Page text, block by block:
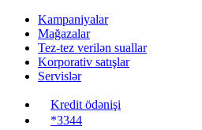
Kampaniyalar
Mağazalar
Tez-tez verilən suallar
Korporativ satışlar
Servislər
Kredit ödənişi
*3344